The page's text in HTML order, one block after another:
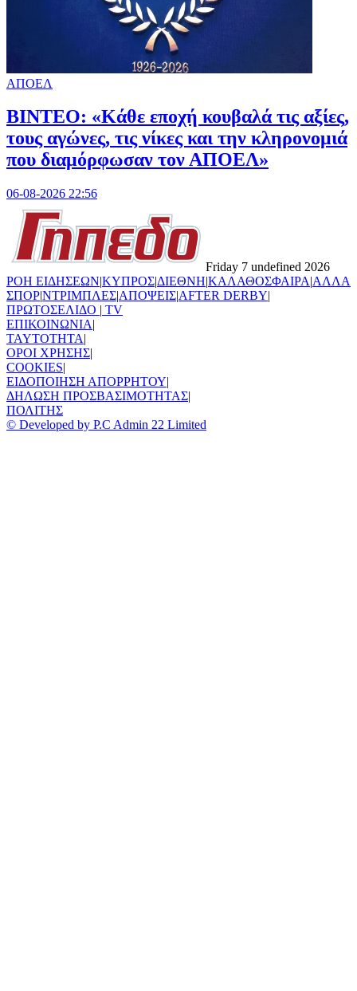
ΑΠΟΕΛ
ΒΙΝΤΕΟ: «Κάθε εποχή κουβαλά τις αξίες,
τους αγώνες, τις νίκες και την κληρονομιά
που διαμόρφωσαν τον ΑΠΟΕΛ»
06-08-2026 22:56
Friday 7 undefined 2026
ΡΟΗ ΕΙΔΗΣΕΩΝ|ΚΥΠΡΟΣ|ΔΙΕΘΝΗ|ΚΑΛΑΘΟΣΦΑΙΡΑ|ΑΛΛΑ
ΣΠΟΡ|ΝΤΡΙΜΠΛΕΣ|ΑΠΟΨΕΙΣ|AFTER DERBY|
ΠΡΩΤΟΣΕΛΙΔΟ | TV
ΕΠΙΚΟΙΝΩΝΙΑ|
TAYTOTHTA|
ΟΡΟΙ ΧΡΗΣΗΣ|
COOKIES|
ΕΙΔΟΠΟΙΗΣΗ ΑΠΟΡΡΗΤΟΥ|
ΔΗΛΩΣΗ ΠΡΟΣΒΑΣΙΜΟΤΗΤΑΣ|
ΠΟΛΙΤΗΣ
© Developed by P.C Admin 22 Limited